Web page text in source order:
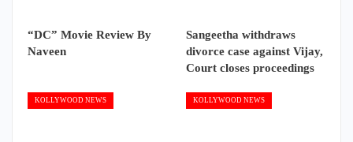
“DC” Movie Review By
Naveen
Sangeetha withdraws
divorce case against Vijay,
Court closes proceedings
KOLLYWOOD NEWS KOLLYWOOD NEWS